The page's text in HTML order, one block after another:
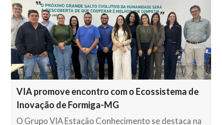
VIA promove encontro com o Ecossistema de
Inovação de Formiga-MG
O Grupo VIA Estação Conhecimento se destaca na